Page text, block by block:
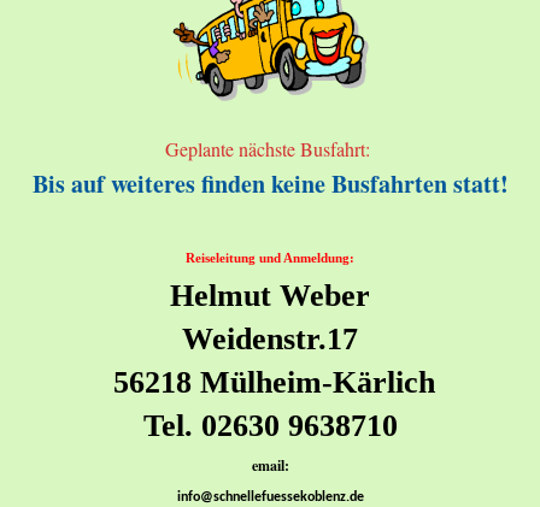
Geplante nächste Busfahrt:
Bis auf weiteres finden keine Busfahrten statt!
Reiseleitung und Anmeldung:
Helmut Weber
Weidenstr.17
56218 Mülheim-Kärlich
Tel. 02630 9638710
email:
info@schnellefuessekoblenz.de